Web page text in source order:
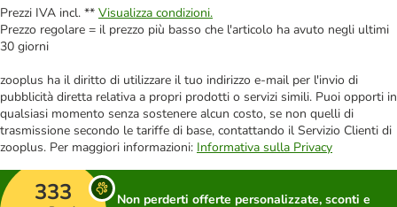
Prezzi IVA incl. ** Visualizza condizioni.
Prezzo regolare = il prezzo più basso che l'articolo ha avuto negli ultimi
30 giorni
zooplus ha il diritto di utilizzare il tuo indirizzo e-mail per l'invio di
pubblicità diretta relativa a propri prodotti o servizi simili. Puoi opporti in
qualsiasi momento senza sostenere alcun costo, se non quelli di
trasmissione secondo le tariffe di base, contattando il Servizio Clienti di
zooplus. Per maggiori informazioni: Informativa sulla Privacy
333
Non perderti offerte personalizzate, sconti e